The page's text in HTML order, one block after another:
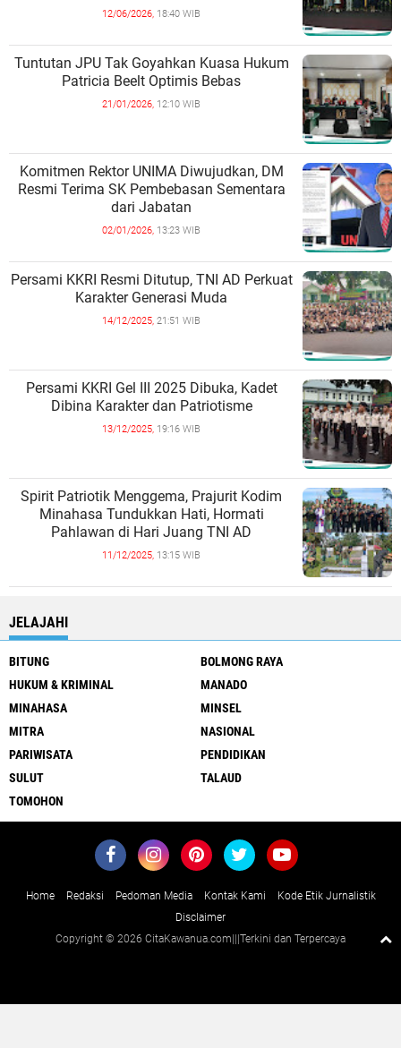
12/06/2026, 18:40 WIB
Tuntutan JPU Tak Goyahkan Kuasa Hukum
Patricia Beelt Optimis Bebas
21/01/2026, 12:10 WIB
Komitmen Rektor UNIMA Diwujudkan, DM
Resmi Terima SK Pembebasan Sementara
dari Jabatan
02/01/2026, 13:23 WIB
Persami KKRI Resmi Ditutup, TNI AD Perkuat
Karakter Generasi Muda
14/12/2025, 21:51 WIB
Persami KKRI Gel III 2025 Dibuka, Kadet
Dibina Karakter dan Patriotisme
13/12/2025, 19:16 WIB
Spirit Patriotik Menggema, Prajurit Kodim
Minahasa Tundukkan Hati, Hormati
Pahlawan di Hari Juang TNI AD
11/12/2025, 13:15 WIB
JELAJAHI
BITUNG
BOLMONG RAYA
HUKUM & KRIMINAL
MANADO
MINAHASA
MINSEL
MITRA
NASIONAL
PARIWISATA
PENDIDIKAN
SULUT
TALAUD
TOMOHON
Home Redaksi Pedoman Media Kontak Kami
Kode Etik Jurnalistik
Disclaimer
Copyright © 2026 CitaKawanua.com|||Terkini dan Terpercaya